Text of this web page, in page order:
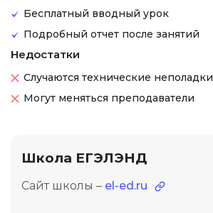
Бесплатный вводный урок
Подробный отчет после занятий
Недостатки
Случаются технические неполадки
Могут меняться преподаватели
Школа ЕГЭЛЭНД
Сайт школы – el-ed.ru